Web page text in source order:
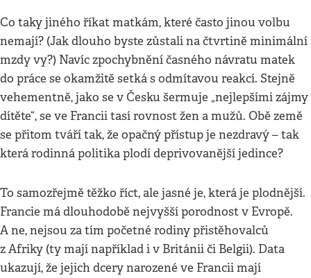
Co taky jiného říkat matkám, které často jinou volbu
nemají? (Jak dlouho byste zůstali na čtvrtině minimální
mzdy vy?) Navíc zpochybnění časného návratu matek
do práce se okamžitě setká s odmítavou reakcí. Stejně
vehementně, jako se v Česku šermuje „nejlepšími zájmy
dítěte“, se ve Francii tasí rovnost žen a mužů. Obě země
se přitom tváří tak, že opačný přístup je nezdravý – tak
která rodinná politika plodí deprivovanější jedince?
To samozřejmě těžko říct, ale jasné je, která je plodnější.
Francie má dlouhodobě nejvyšší porodnost v Evropě.
A ne, nejsou za tím početné rodiny přistěhovalců
z Afriky (ty mají například i v Británii či Belgii). Data
ukazují, že jejich dcery narozené ve Francii mají